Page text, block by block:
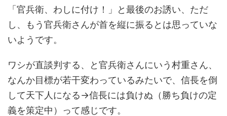
「官兵衛、わしに付け！」と最後のお誘い、ただ
し、もう官兵衛さんが首を縦に振るとは思っていな
いようです。
ワシが直談判する、と官兵衛さんにいう村重さん、
なんか目標が若干変わっているみたいで、信長を倒
して天下人になる→信長には負けぬ（勝ち負けの定
義を策定中）って感じです。